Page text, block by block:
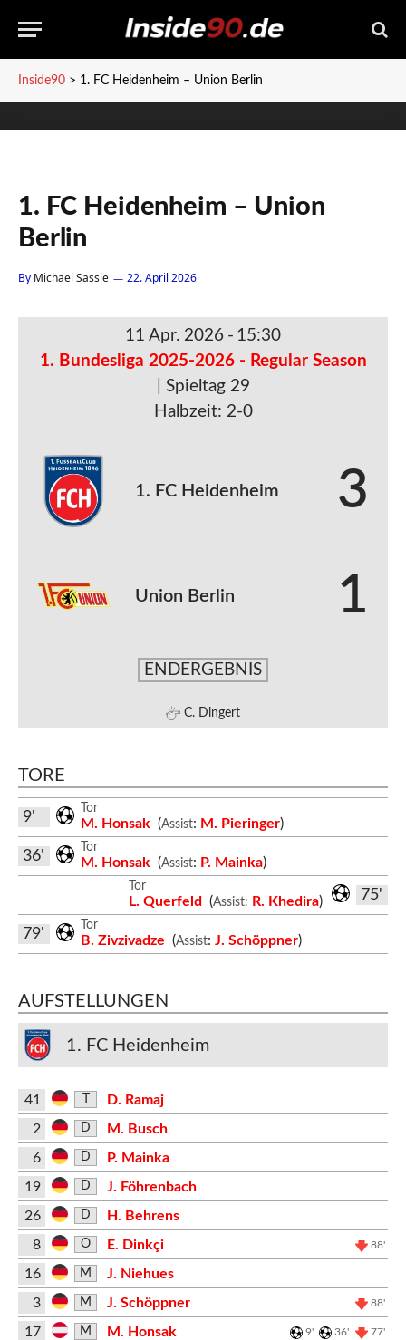
Inside90 > 1. FC Heidenheim – Union Berlin
1. FC Heidenheim – Union
Berlin
By Michael Sassie 22. April 2026
11 Apr. 2026 - 15:30
1. Bundesliga 2025-2026 - Regular Season
| Spieltag 29
Halbzeit: 2-0
1. FC Heidenheim 3
Union Berlin 1
ENDERGEBNIS
C. Dingert
TORE
Tor
M. Honsak (Assist: M. Pieringer)
9'
Tor
M. Honsak (Assist: P. Mainka)
36'
75'
Tor
L. Querfeld (Assist: R. Khedira)
Tor
B. Zivzivadze (Assist: J. Schöppner)
79'
AUFSTELLUNGEN
1. FC Heidenheim
41
D. Ramaj
2
D
M. Busch
6
D
P. Mainka
19
D
J. Föhrenbach
26
D
H. Behrens
8
O E. Dinkçi 88'
16 M
J. Niehues
3
M J. Schöppner 88'
17 M M. Honsak 9' 36' 77'